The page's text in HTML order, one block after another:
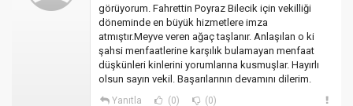
görüyorum. Fahrettin Poyraz Bilecik için vekilliği
döneminde en büyük hizmetlere imza
atmıştır.Meyve veren ağaç taşlanır. Anlaşılan o ki
şahsi menfaatlerine karşılık bulamayan menfaat
düşkünleri kinlerini yorumlarına kusmuşlar. Hayırlı
olsun sayın vekil. Başarılarının devamını dilerim.
Yanıtla (0) (0)